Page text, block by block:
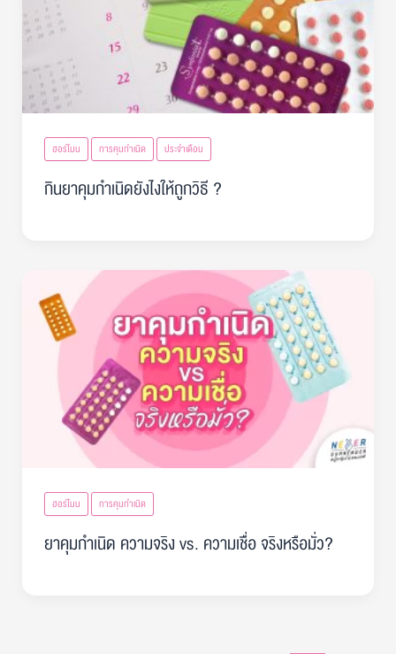
ฮอร์โมน การคุมกำเนิด ประจำเดือน
กินยาคุมกำเนิดยังไงให้ถูกวิธี ?
ฮอร์โมน การคุมกำเนิด
ยาคุมกำเนิด ความจริง vs. ความเชื่อ จริงหรือมั่ว?